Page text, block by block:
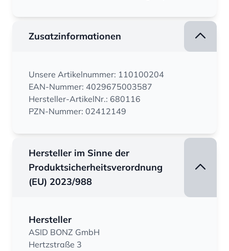
Zusatzinformationen
Unsere Artikelnummer: 110100204
EAN-Nummer: 4029675003587
Hersteller-ArtikelNr.: 680116
PZN-Nummer: 02412149
Hersteller im Sinne der
Produktsicherheitsverordnung
(EU) 2023/988
Hersteller
ASID BONZ GmbH
Hertzstraße 3